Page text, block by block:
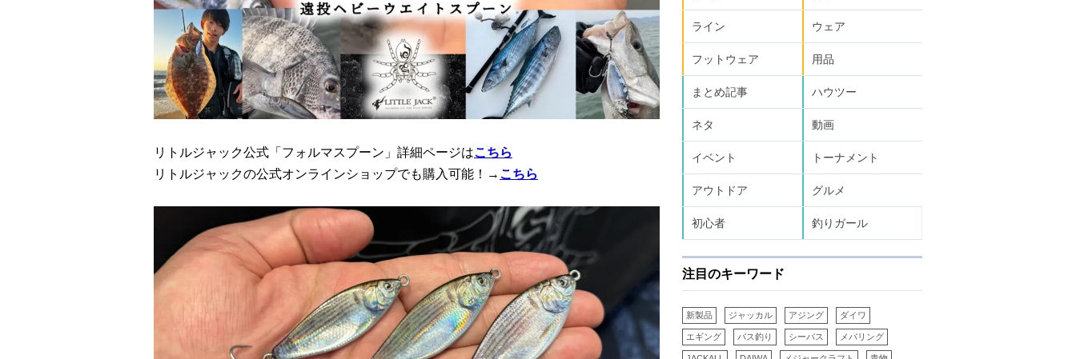
リトルジャック公式「フォルマスプーン」詳細ページはこちら
リトルジャックの公式オンラインショップでも購入可能！→ こちら
ライン ウェア
フットウェア 用品
まとめ記事 ハウツー
ネタ 動画
イベント トーナメント
アウトドア グルメ
初心者 釣りガール
注目のキーワード
新製品 ジャッカル アジング ダイワ
エギング バス釣り シーバス メバリング